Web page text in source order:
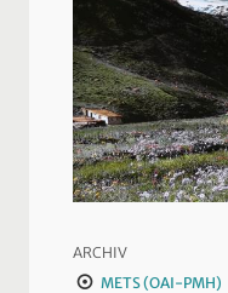
ARCHIV
METS (OAI-PMH)